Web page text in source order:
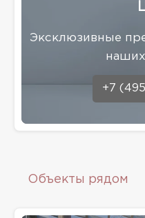
Эксклюзивные
+7
Объекты рядом